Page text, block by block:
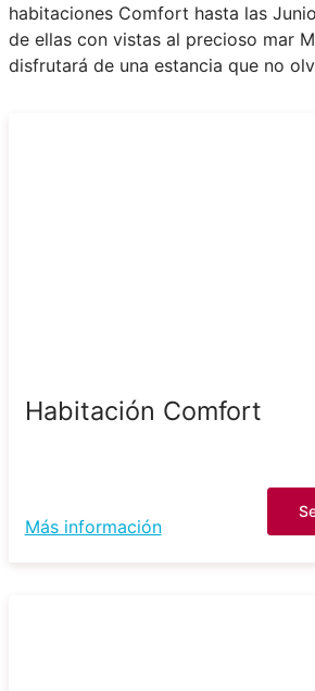
habitaciones Comfort hasta las
de ellas con vistas al precioso mar
disfrutará de una estancia que no
Habitación Comfort
Más información